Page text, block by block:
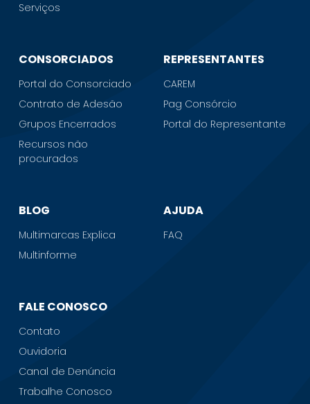
Serviços
CONSORCIADOS
Portal do Consorciado
Contrato de Adesão
Grupos Encerrados
Recursos não
procurados
REPRESENTANTES
CAREM
Pag Consórcio
Portal do Representante
BLOG
Multimarcas Explica
Multinforme
AJUDA
FAQ
FALE CONOSCO
Contato
Ouvidoria
Canal de Denúncia
Trabalhe Conosco